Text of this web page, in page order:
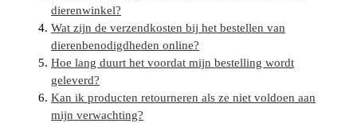
dierenwinkel?
Wat zijn de verzendkosten bij het bestellen van
dierenbenodigdheden online?
Hoe lang duurt het voordat mijn bestelling wordt
geleverd?
Kan ik producten retourneren als ze niet voldoen aan
mijn verwachting?